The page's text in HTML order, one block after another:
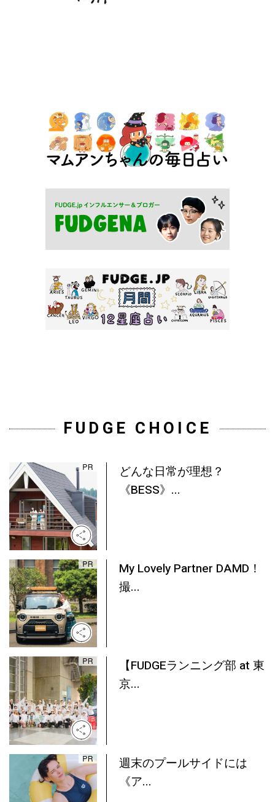
FUDGE CHOICE
どんな日常が理想？
《BESS》...
My Lovely Partner DAMD！
撮...
【FUDGEランニング部 at 東
京...
週末のプールサイドには
《ア...